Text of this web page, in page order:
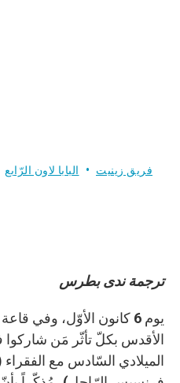
فريق زينيت
البابا لاون الرّابع
ترجمة ندى بطرس
يوم 6 كانون الأوّل، وفي
الأقدس بكلّ تأثّر مَن
الميلادي السّادس مع